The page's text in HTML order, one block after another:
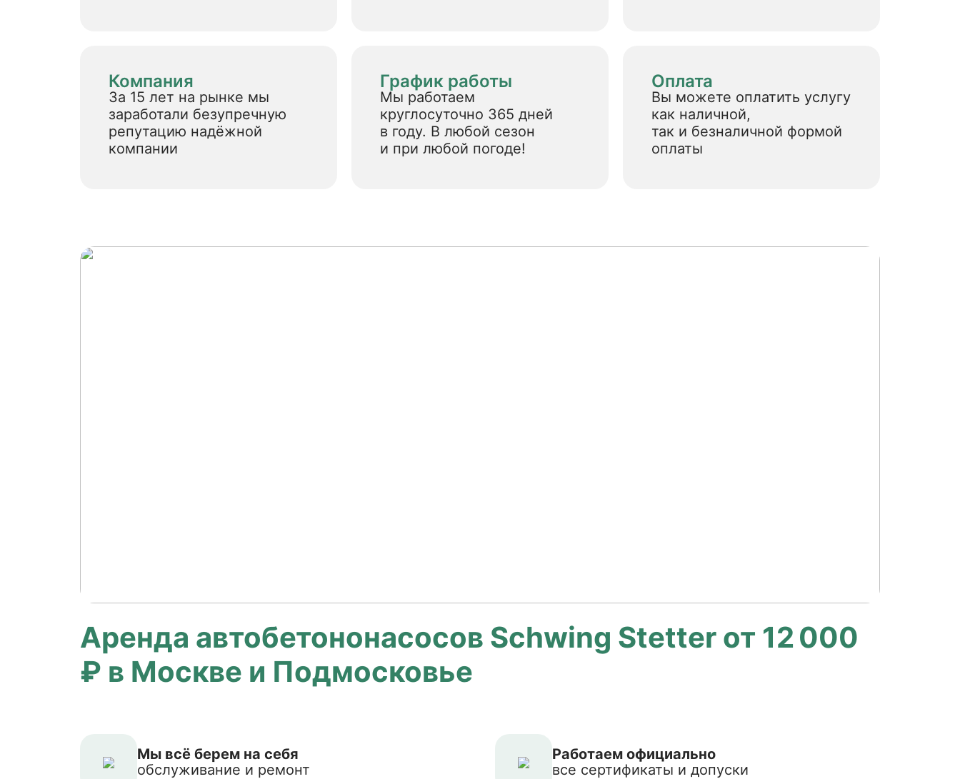
Компания
За 15 лет на рынке мы
заработали безупречную
репутацию надёжной
компании
График работы
Мы работаем
круглосуточно 365 дней
в году. В любой сезон
и при любой погоде!
Оплата
Вы можете оплатить услугу
как наличной,
так и безналичной формой
оплаты
Аренда автобетононасосов Schwing Stetter от 12 000
₽ в Москве и Подмосковье
Мы всё берем на себя
обслуживание и ремонт
Работаем официально
все сертификаты и допуски